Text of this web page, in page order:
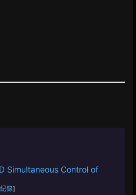
Simultaneous Control of
錄]